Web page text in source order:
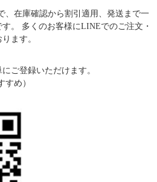
、在庫確認から割引適用、発送まで一
。 多くのお客様にLINEでのご注文・
ます。
ご登録いただけます。
すめ）